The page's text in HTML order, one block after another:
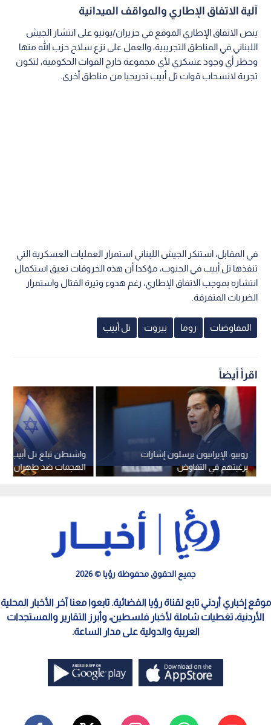
آلية الاتفاق الإطاري والمواقف الميدانية
ينص الاتفاق الإطاري الموقع في حزيران/يونيو على انتشار الجيش
اللبناني في المناطق التجريبية، والعمل على نزع سلاح حزب الله منها
وحظر أي وجود عسكري لأي مجموعة خارج القوات الحكومية، لتكون
تجربة لانسحاب قوات تل أبيب تدريجيا من مناطق أخرى.
في المقابل، استنكر الجيش اللبناني استمرار العمليات العسكرية التي
تنفذها تل أبيب في الجنوب، مؤكدا أن هذه الخروقات تعيق استكمال
انتشاره بموجب الاتفاق الإطاري، رغم هدوء وتيرة القتال واستمرار
الضربات المتفرقة.
المفاوضات روما بيروت تل أبيب
اقرأ أيضاً
واشنطن تبلغ تل أبيب
الهجمات ضد طهران
خارج المواجهة
روبيو: الإيرانيون يرسلون إشارات
برغبتهم في التفاوض
جميع الحقوق محفوظة رؤيا © 2026
موقع إخباري أردني تابع لقناة رؤيا الفضائية. تابعوا معنا آخر الأخبار المحلية
الأردنية، تغطيات شاملة لأخبار فلسطين، وأبرز التقارير والمستجدات
العربية والدولية على مدار الساعة.